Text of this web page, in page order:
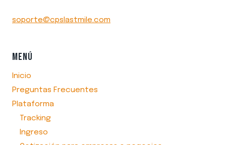
soporte@cpslastmile.com
MENÚ
Inicio
Preguntas Frecuentes
Plataforma
Tracking
Ingreso